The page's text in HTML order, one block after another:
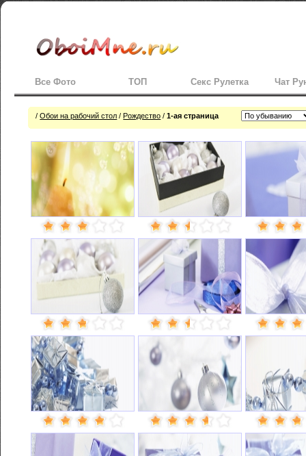
Все Фото ТОП Секс Рулетка Чат
/Обои на рабочий стол / Рождество /1-ая страница